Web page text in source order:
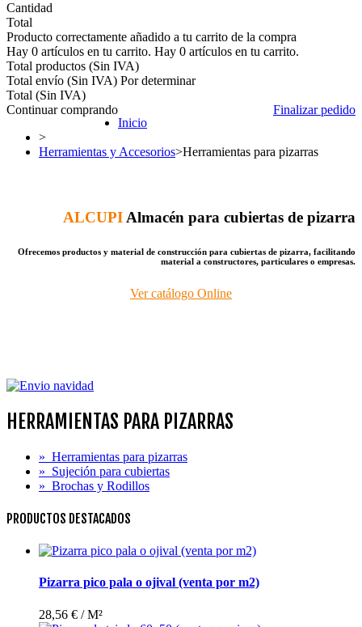
Cantidad
Total
Producto correctamente añadido a tu carrito de la compra
Hay 0 artículos en tu carrito. Hay 0 artículos en tu carrito.
Total productos (Sin IVA)
Total envío (Sin IVA) Por determinar
Total (Sin IVA)
Continuar comprando
Finalizar pedido
Inicio
>
Herramientas y Accesorios>Herramientas para pizarras
ALCUPI Almacén para cubiertas de pizarra
Ofrecemos productos y material de construcción para cubiertas de pizarra, facilitando
material a constructores, particulares o empresas.
Ver catálogo Online
HERRAMIENTAS PARA PIZARRAS
» Herramientas para pizarras
» Sujeción para cubiertas
» Brochas y Rodillos
PRODUCTOS DESTACADOS
Pizarra pico pala o ojival (venta por m2)
28,56 € / M²